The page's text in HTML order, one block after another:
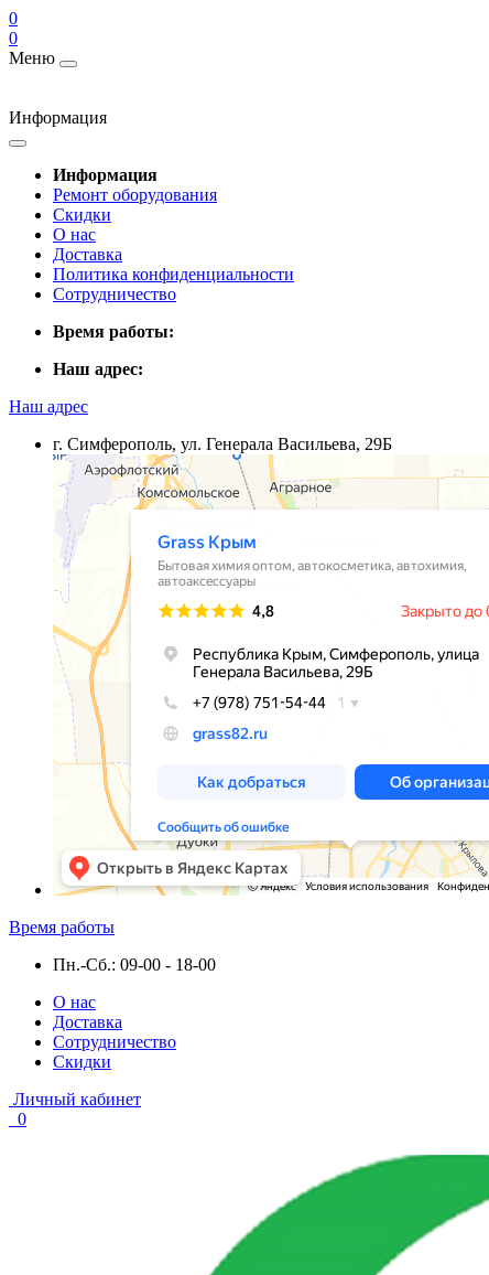
0
0
Меню
Информация
Информация
Ремонт оборудования
Скидки
О нас
Доставка
Политика конфиденциальности
Сотрудничество
Время работы:
Наш адрес:
Наш адрес
г. Симферополь, ул. Генерала Васильева, 29Б
Время работы
Пн.-Сб.: 09-00 - 18-00
О нас
Доставка
Сотрудничество
Скидки
Личный кабинет
0